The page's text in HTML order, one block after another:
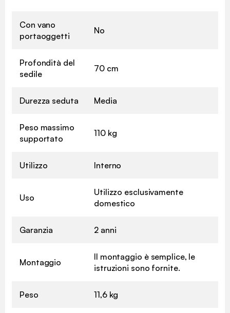
Con vano
portaoggetti
No
Profondità del
sedile
70 cm
Durezza seduta Media
Peso massimo
supportato
110 kg
Utilizzo Interno
Uso
Utilizzo esclusivamente
domestico
Garanzia 2 anni
Montaggio
Il montaggio è semplice, le
istruzioni sono fornite.
Peso 11,6 kg